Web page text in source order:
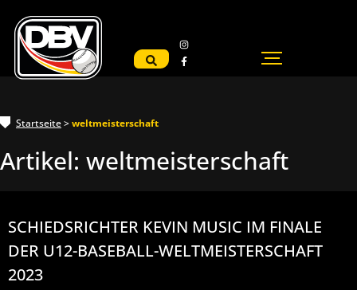
Startseite>weltmeisterschaft
Artikel: weltmeisterschaft
SCHIEDSRICHTER KEVIN MUSIC IM FINALE
DER U12-BASEBALL-WELTMEISTERSCHAFT
2023